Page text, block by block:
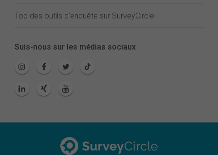
Top des outils d'enquête sur SurveyCircle
Suis-nous sur les médias sociaux